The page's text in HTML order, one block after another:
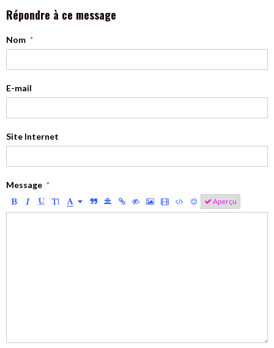
Répondre à ce message
Nom
E-mail
Site Internet
Message
Aperçu